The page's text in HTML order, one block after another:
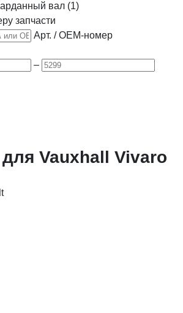
вал (1)
запчасти
Арт. / OEM-номер
–
Vauxhall Vivaro